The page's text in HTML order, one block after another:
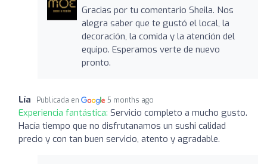
Gracias por tu comentario Sheila. Nos
alegra saber que te gustó el local, la
decoración, la comida y la atención del
equipo. Esperamos verte de nuevo
pronto.
Lía Publicada en 5 months ago
Experiencia fantástica: Servicio completo a mucho gusto.
Hacía tiempo que no disfrutanamos un sushi calidad
precio y con tan buen servicio, atento y agradable.